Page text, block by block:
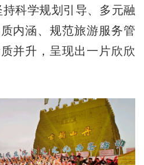
持科学规划引导、多元融
内涵、规范旅游服务管
并升，呈现出一片欣欣